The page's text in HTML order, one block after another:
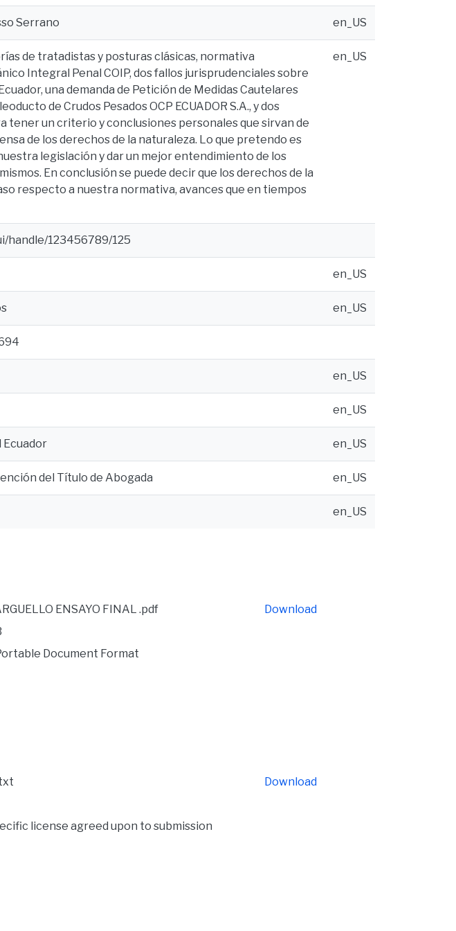
Serrano en_US
de tratadistas y posturas clásicas, normativa
Integral Penal COIP, dos fallos jurisprudenciales sobre
una demanda de Petición de Medidas Cautelares
de Crudos Pesados OCP ECUADOR S.A., y dos
tener un criterio y conclusiones personales que sirvan de
de los derechos de la naturaleza. Lo que pretendo es
legislación y dar un mejor entendimiento de los
En conclusión se puede decir que los derechos de la
respecto a nuestra normativa, avances que en tiempos
en_US
handle/123456789/125
en_US
en_US
en_US
en_US
Ecuador en_US
del Título de Abogada en_US
en_US
ENSAYO FINAL .pdf
Document Format
Download
license agreed upon to submission
Download